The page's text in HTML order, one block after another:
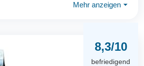
Mehr anzeigen ⏷
8,3/10
befriedigend